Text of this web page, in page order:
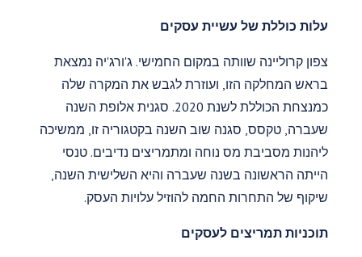
עלות כוללת של עשיית עסקים
צפון קרוליינה שוותה במקום החמישי. ג'ורג'יה נמצאת
בראש המחלקה הזו, ועוזרת לגבש את המקרה שלה
כמנצחת הכוללת לשנת 2020. סגנית אלופת השנה
שעברה, טקסס, סגנה שוב השנה בקטגוריה זו, ממשיכה
ליהנות מסביבת מס נוחה ומתמריצים נדיבים. טנסי
הייתה הראשונה בשנה שעברה והיא השלישית השנה,
שיקוף של התחרות החמה להוזיל עלויות העסק.
תוכניות תמריצים לעסקים